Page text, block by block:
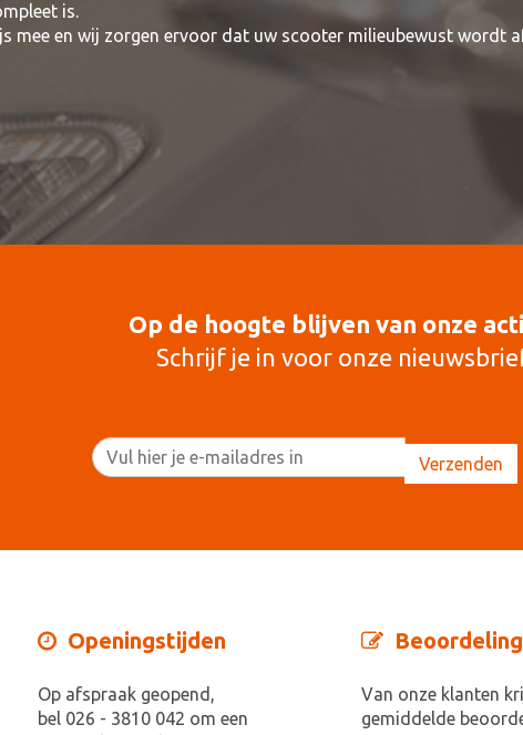
is.
mee en wij zorgen ervoor dat uw scooter milieubewust wordt
Op de hoogte blijven van onze
Schrijf je in voor onze
Openingstijden
Op afspraak geopend,
bel 026 - 3810 042 om een
Beoordeling
Van onze klanten
gemiddelde